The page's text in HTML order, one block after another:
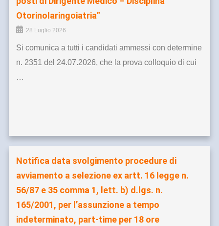
Otorinolaringoiatria”
28 Luglio 2026
Si comunica a tutti i candidati ammessi con determine
n. 2351 del 24.07.2026, che la prova colloquio di cui
…
Notifica data svolgimento procedure di
avviamento a selezione ex artt. 16 legge n.
56/87 e 35 comma 1, lett. b) d.lgs. n.
165/2001, per l’assunzione a tempo
indeterminato, part-time per 18 ore